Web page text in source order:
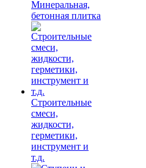
Минеральная,
бетонная плитка
Строительные
смеси,
жидкости,
герметики,
инструмент и
т.д.